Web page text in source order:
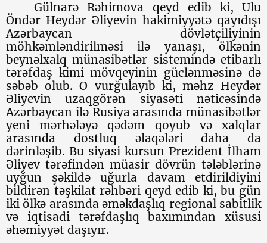
Gülnarə Rəhimova qeyd edib ki, Ulu
Öndər Heydər Əliyevin hakimiyyətə qayıdışı
Azərbaycan dövlətçiliyinin
möhkəmləndirilməsi ilə yanaşı, ölkənin
beynəlxalq münasibətlər sistemində etibarlı
tərəfdaş kimi mövqeyinin güclənməsinə də
səbəb olub. O vurğulayıb ki, məhz Heydər
Əliyevin uzaqgörən siyasəti nəticəsində
Azərbaycan ilə Rusiya arasında münasibətlər
yeni mərhələyə qədəm qoyub və xalqlar
arasında dostluq əlaqələri daha da
dərinləşib. Bu siyasi kursun Prezident İlham
Əliyev tərəfindən müasir dövrün tələblərinə
uyğun şəkildə uğurla davam etdirildiyini
bildirən təşkilat rəhbəri qeyd edib ki, bu gün
iki ölkə arasında əməkdaşlıq regional sabitlik
və iqtisadi tərəfdaşlıq baxımından xüsusi
əhəmiyyət daşıyır.